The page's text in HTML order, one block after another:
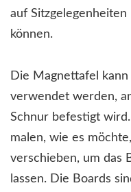
auf
können.
Die Magnettafel kann
verwendet werden,
Schnur befestigt
malen, wie es
verschieben, um das
lassen. Die Boards